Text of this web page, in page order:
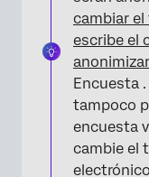
cambiar
escribe el
Encuesta
tampoco
encuesta
cambie el